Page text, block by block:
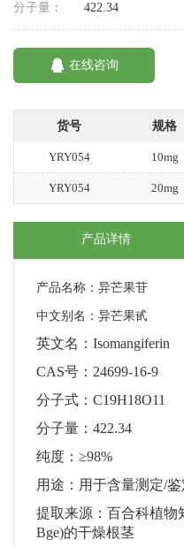
分子量： 422.34
在线咨询
货号 规格
YRY054 10mg
YRY054 20mg
产品详情
产品名称：异芒果苷
中文别名：异芒果甙
英文名： Isomangiferin
CAS号： 24699-16-9
分子式： C19H18O11
分子量： 422.34
纯度： ≥98%
用途：用于含量测定/鉴
提取来源：百合科植物
Bge)的干燥根茎